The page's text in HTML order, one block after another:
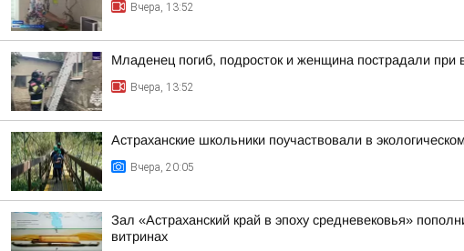
Вчера, 13:52
Младенец погиб, подросток и женщина пострадали
Вчера, 13:52
Астраханские школьники поучаствовали в
Вчера, 20:05
Зал «Астраханский край в эпоху средневековья»
витринах